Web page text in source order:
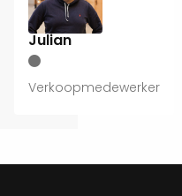
Julian
Verkoopmedewerker